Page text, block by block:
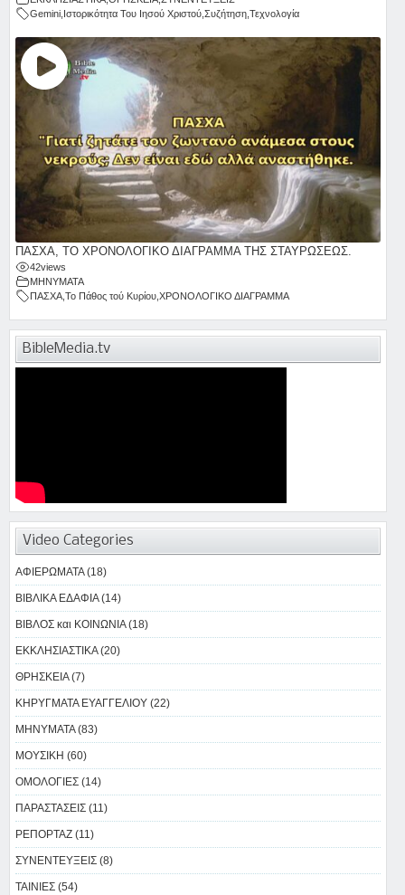
Gemini Ιστορικότητα Του Ιησού Χριστού Συζήτηση Τεχνολογία
ΠΑΣΧΑ, ΤΟ ΧΡΟΝΟΛΟΓΙΚΟ ΔΙΑΓΡΑΜΜΑ ΤΗΣ ΣΤΑΥΡΩΣΕΩΣ.
42views
ΜΗΝΥΜΑΤΑ
ΠΑΣΧΑ Το Πάθος τού Κυρίου ΧΡΟΝΟΛΟΓΙΚΟ ΔΙΑΓΡΑΜΜΑ
BibleMedia.tv
Video Categories
ΑΦΙΕΡΩΜΑΤΑ (18)
ΒΙΒΛΙΚΑ ΕΔΑΦΙΑ (14)
ΒΙΒΛΟΣ και ΚΟΙΝΩΝΙΑ (18)
ΕΚΚΛΗΣΙΑΣΤΙΚΑ (20)
ΘΡΗΣΚΕΙΑ (7)
ΚΗΡΥΓΜΑΤΑ ΕΥΑΓΓΕΛΙΟΥ (22)
ΜΗΝΥΜΑΤΑ (83)
ΜΟΥΣΙΚΗ (60)
ΟΜΟΛΟΓΙΕΣ (14)
ΠΑΡΑΣΤΑΣΕΙΣ (11)
ΡΕΠΟΡΤΑΖ (11)
ΣΥΝΕΝΤΕΥΞΕΙΣ (8)
ΤΑΙΝΙΕΣ (54)